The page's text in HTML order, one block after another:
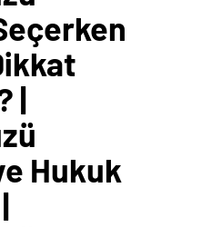
|
Hukuk